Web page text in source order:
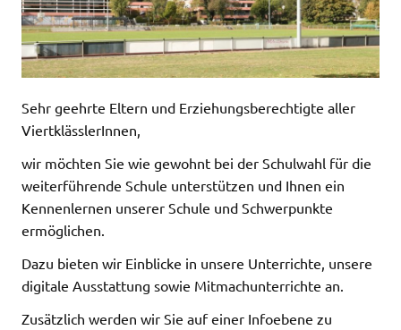
Sehr geehrte Eltern und Erziehungsberechtigte aller
ViertklässlerInnen,
wir möchten Sie wie gewohnt bei der Schulwahl für die
weiterführende Schule unterstützen und Ihnen ein
Kennenlernen unserer Schule und Schwerpunkte
ermöglichen.
Dazu bieten wir Einblicke in unsere Unterrichte, unsere
digitale Ausstattung sowie Mitmachunterrichte an.
Zusätzlich werden wir Sie auf einer Infoebene zu